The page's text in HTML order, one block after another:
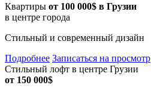
Квартиры от 100 000$ в Грузии
в центре города
Стильный и современный дизайн
Подробнее Записаться на просмотр
Стильный лофт в центре Грузии
от 150 000$